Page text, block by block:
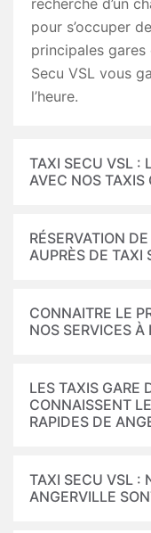
recherche d’un
pour s’occuper
principales
Secu VSL vous
l’heure.
TAXI SECU VSL :
AVEC NOS TAXIS
RÉSERVATION
AUPRÈS DE TAXI
CONNAITRE LE
NOS SERVICES À
LES TAXIS GARE
CONNAISSENT
RAPIDES DE
TAXI SECU VSL :
ANGERVILLE